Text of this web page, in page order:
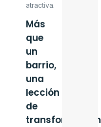
atractiva.
Más
que
un
barrio,
una
lección
de
transformación